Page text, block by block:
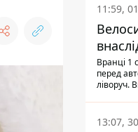
11:59,
Вранці 1
перед
ліворуч.
13:07,